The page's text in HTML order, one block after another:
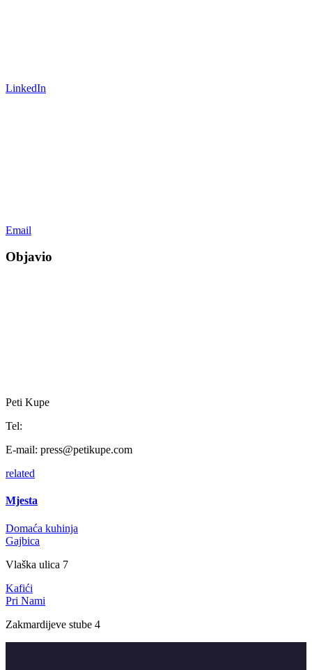
LinkedIn
Email
Objavio
Peti Kupe
Tel:
E-mail: press@petikupe.com
related
Mjesta
Domaća kuhinja
Gajbica
Vlaška ulica 7
Kafići
Pri Nami
Zakmardijeve stube 4